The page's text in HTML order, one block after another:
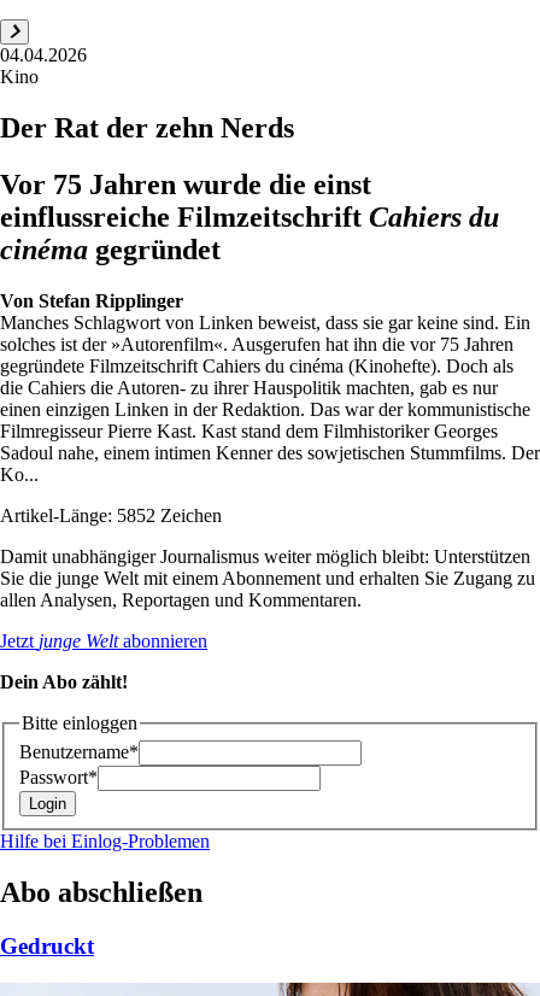
04.04.2026
Kino
Der Rat der zehn Nerds
Vor 75 Jahren wurde die einst
einflussreiche Filmzeitschrift Cahiers du
cinéma gegründet
Von Stefan Ripplinger
Manches Schlagwort von Linken beweist, dass sie gar keine sind. Ein
solches ist der »Autorenfilm«. Ausgerufen hat ihn die vor 75 Jahren
gegründete Filmzeitschrift Cahiers du cinéma (Kinohefte). Doch als
die Cahiers die Autoren- zu ihrer Hauspolitik machten, gab es nur
einen einzigen Linken in der Redaktion. Das war der kommunistische
Filmregisseur Pierre Kast. Kast stand dem Filmhistoriker Georges
Sadoul nahe, einem intimen Kenner des sowjetischen Stummfilms. Der
Ko...
Artikel-Länge: 5852 Zeichen
Damit unabhängiger Journalismus weiter möglich bleibt: Unterstützen
Sie die junge Welt mit einem Abonnement und erhalten Sie Zugang zu
allen Analysen, Reportagen und Kommentaren.
Jetzt junge Weltabonnieren
Dein Abo zählt!
Bitte einloggen
Benutzername*
Passwort*
Hilfe bei Einlog-Problemen
Abo abschließen
Gedruckt